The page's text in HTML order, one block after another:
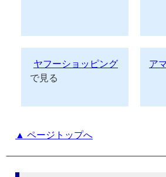
ヤフーショッピング
で見る
ア
▲ ページトップへ